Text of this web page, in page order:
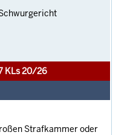
KLs 20/26
Strafkammer oder